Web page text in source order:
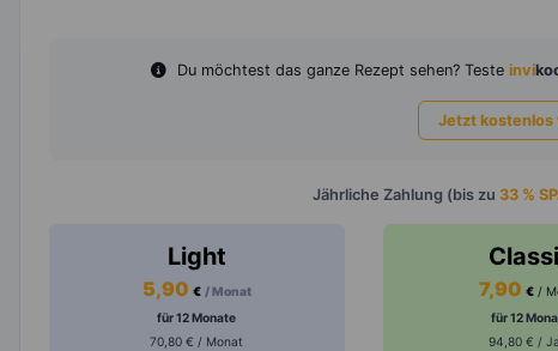
Du möchtest das ganze Rezept sehen? Teste invi
Jetzt kostenlos
Jährliche Zahlung (bis zu 33 %
Light
5,90 € / Monat
für 12 Monate
70,80 € / Monat
7,90 € /
für 12
94,80 € /